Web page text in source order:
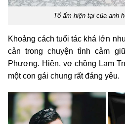
Tổ ấm hiện tại của anh
Khoảng cách tuổi tác khá lớn
cản trong chuyện tình cảm
Phương. Hiện, vợ chồng Lam
một con gái chung rất đáng yêu.